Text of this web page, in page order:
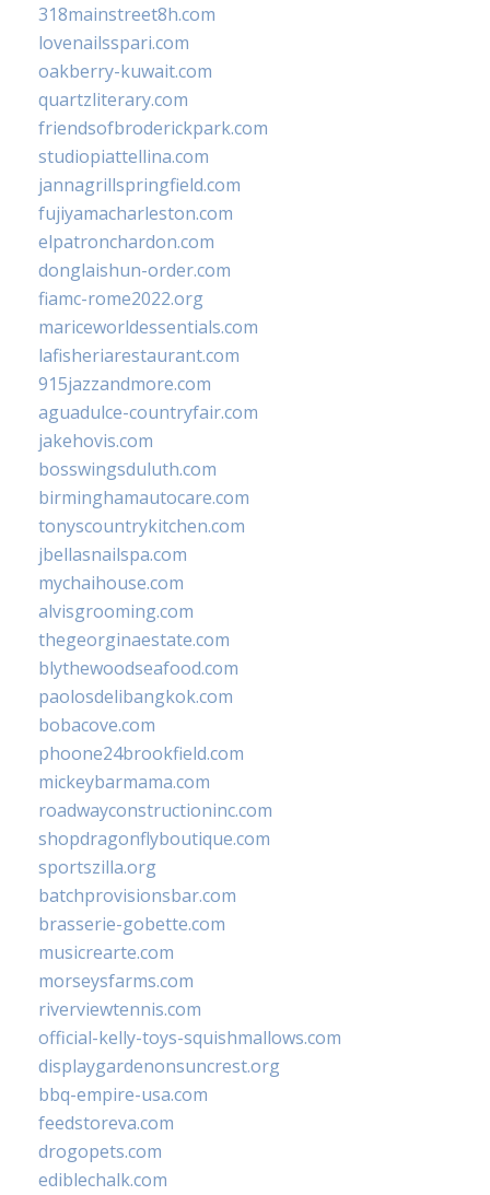
318mainstreet8h.com
lovenailsspari.com
oakberry-kuwait.com
quartzliterary.com
friendsofbroderickpark.com
studiopiattellina.com
jannagrillspringfield.com
fujiyamacharleston.com
elpatronchardon.com
donglaishun-order.com
fiamc-rome2022.org
mariceworldessentials.com
lafisheriarestaurant.com
915jazzandmore.com
aguadulce-countryfair.com
jakehovis.com
bosswingsduluth.com
birminghamautocare.com
tonyscountrykitchen.com
jbellasnailspa.com
mychaihouse.com
alvisgrooming.com
thegeorginaestate.com
blythewoodseafood.com
paolosdelibangkok.com
bobacove.com
phoone24brookfield.com
mickeybarmama.com
roadwayconstructioninc.com
shopdragonflyboutique.com
sportszilla.org
batchprovisionsbar.com
brasserie-gobette.com
musicrearte.com
morseysfarms.com
riverviewtennis.com
official-kelly-toys-squishmallows.com
displaygardenonsuncrest.org
bbq-empire-usa.com
feedstoreva.com
drogopets.com
ediblechalk.com